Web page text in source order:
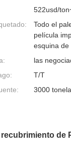
522usd/
Todo el
película
esquina de
las
T/T
3000
de